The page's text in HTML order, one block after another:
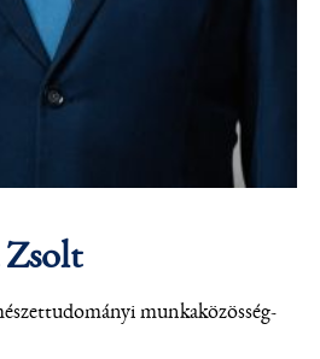
Zsolt
munkaközösség-